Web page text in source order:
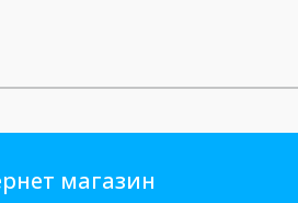
магазин